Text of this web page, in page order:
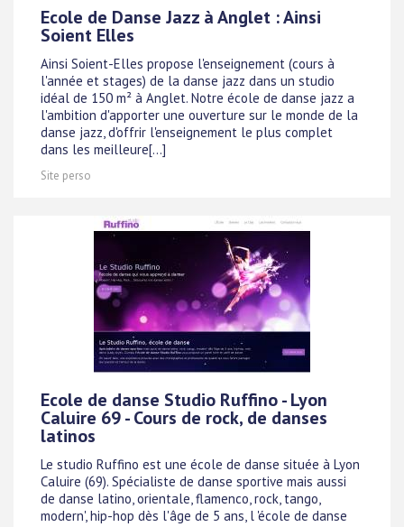
Ecole de Danse Jazz à Anglet : Ainsi
Soient Elles
Ainsi Soient-Elles propose l'enseignement (cours à
l'année et stages) de la danse jazz dans un studio
idéal de 150 m² à Anglet. Notre école de danse jazz a
l'ambition d'apporter une ouverture sur le monde de la
danse jazz, d'offrir l'enseignement le plus complet
dans les meilleure[...]
Site perso
Ecole de danse Studio Ruffino - Lyon
Caluire 69 - Cours de rock, de danses
latinos
Le studio Ruffino est une école de danse située à Lyon
Caluire (69). Spécialiste de danse sportive mais aussi
de danse latino, orientale, flamenco, rock, tango,
modern', hip-hop dès l'âge de 5 ans, l 'école de danse